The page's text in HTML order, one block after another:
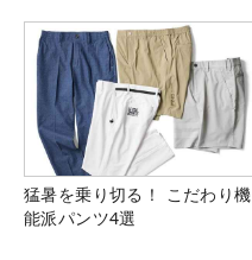
猛暑を乗り切る！ こだわり機
能派パンツ4選